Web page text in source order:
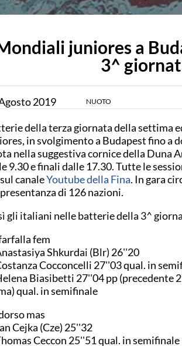
juniores a
3^
2019 NUOTO
della terza giornata della settima
in svolgimento a Budapest fino a
nella suggestiva cornice della Duna
9.30 e finali dalle 17.30. Tutte le
canaleYoutube della Fina. In gara
di 126 nazioni.
gli italiani nelle batterie della 3^
fem
Shkurdai (Blr) 26''20
Cocconcelli 27''03 qual. in
Biasibetti 27''04 pp (precedente
qual. in semifinale
mas
Cejka (Cze) 25''32
Ceccon 25''51 qual. in semifinale